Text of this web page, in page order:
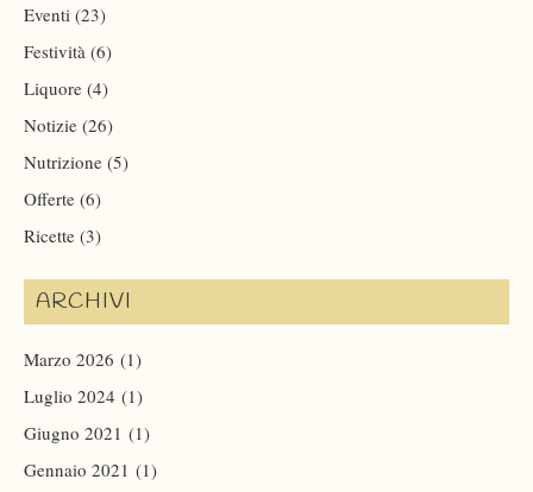
Eventi (23)
Festività (6)
Liquore (4)
Notizie (26)
Nutrizione (5)
Offerte (6)
Ricette (3)
ARCHIVI
Marzo 2026 (1)
Luglio 2024 (1)
Giugno 2021 (1)
Gennaio 2021 (1)